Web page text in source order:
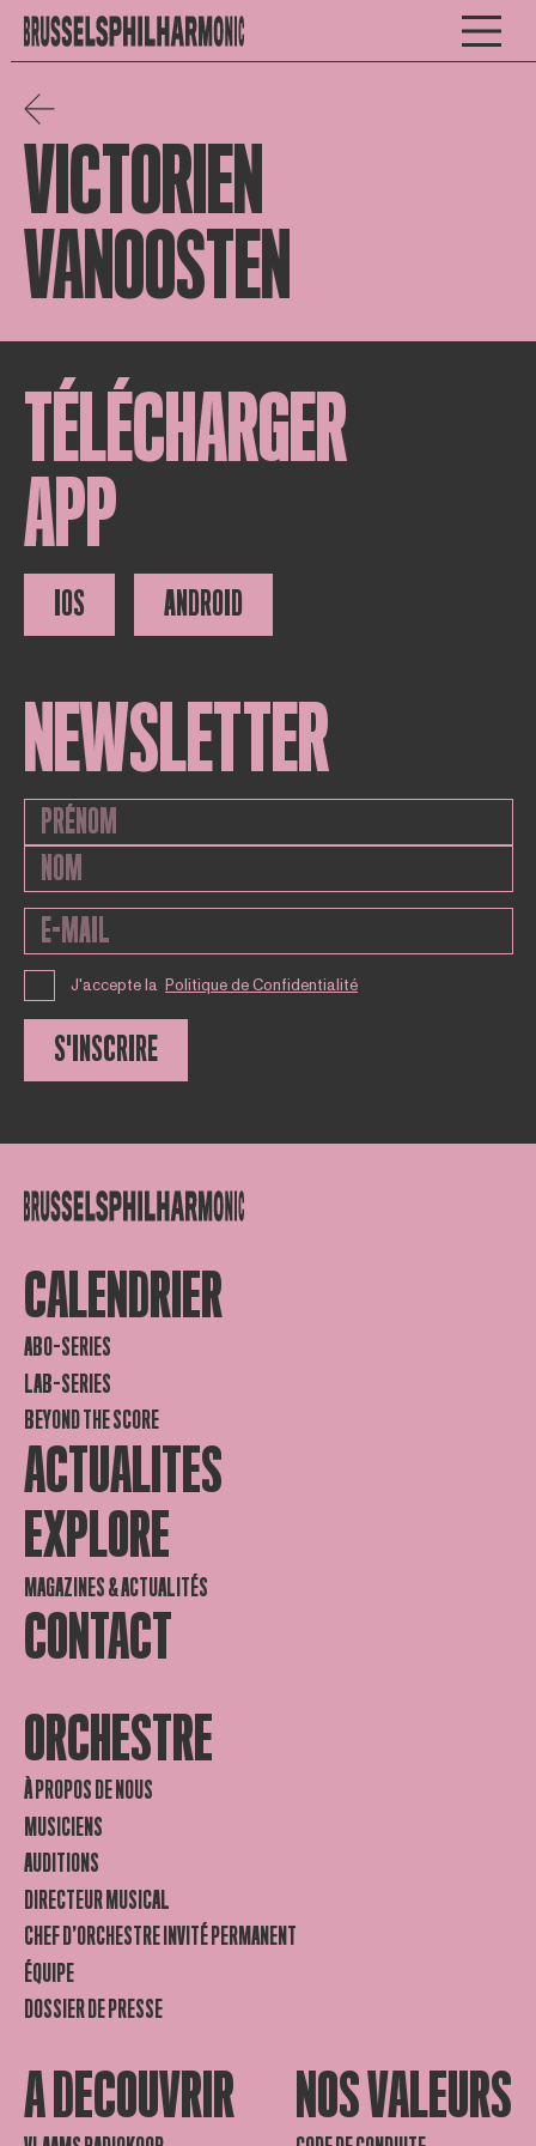
VICTORIEN
VANOOSTEN
TÉLÉCHARGER
APP
IOS ANDROID
NEWSLETTER
J'accepte la Politique de Confidentialité
S'INSCRIRE
CALENDRIER
ABO-SERIES
LAB-SERIES
BEYOND THE SCORE
ACTUALITES
EXPLORE
MAGAZINES & ACTUALITÉS
CONTACT
ORCHESTRE
À PROPOS DE NOUS
MUSICIENS
AUDITIONS
DIRECTEUR MUSICAL
CHEF D’ORCHESTRE INVITÉ PERMANENT
ÉQUIPE
DOSSIER DE PRESSE
A DECOUVRIR NOS VALEURS